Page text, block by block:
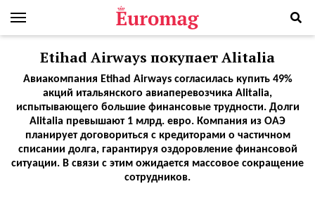
Etihad Airways покупает Alitalia
Авиакомпания Etihad Airways согласилась купить 49%
акций итальянского авиаперевозчика Alitalia,
испытывающего большие финансовые трудности. Долги
Alitalia превышают 1 млрд. евро. Компания из ОАЭ
планирует договориться с кредиторами о частичном
списании долга, гарантируя оздоровление финансовой
ситуации. В связи с этим ожидается массовое сокращение
сотрудников.